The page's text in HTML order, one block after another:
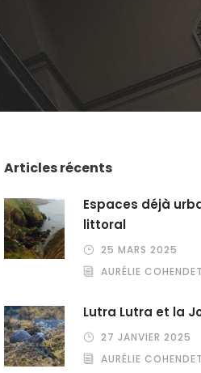
Articles récents
Espaces déjà
littoral
25 MARS 2025
AURÉLIE COHENDET
Lutra Lutra et la
27 JANVIER 2025
AURÉLIE COHENDET